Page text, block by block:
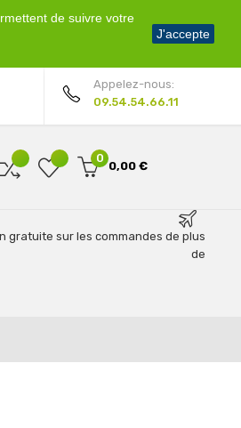
de suivre votre
J'accepte
Bienvenue !
Mon compte
Appelez-nous:
09.54.54.66.11
0
0,00 €
gratuite sur les commandes de plus
de